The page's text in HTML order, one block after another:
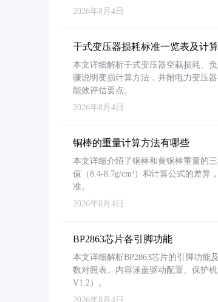
2026年8月4日
干式变压器损耗标准一览表及计
本文详细解析干式变压器空载损耗、
骤说明变损计算方法，并附电力变压
能效评估要点。
2026年8月4日
铜棒的重量计算方法有哪些
本文详细介绍了铜棒和黄铜棒重量的
值（8.4-8.7g/cm³）和计算公式的差异
准。
2026年8月4日
BP2863芯片各引脚功能
本文详细解析BP2863芯片的引脚功能
数对照表。内容涵盖驱动配置、保护
V1.2）。
2026年8月4日